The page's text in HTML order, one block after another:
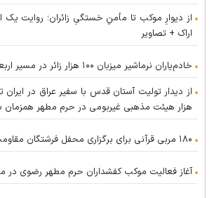
از دیوارِ موکب تا مأمنِ خستگیِ زائران؛ روایت یک
اراک + تصاویر
خادم‌یاران نرماشیر میزبان ۱۰۰ هزار زائر در مسیر اربعین بودند
هزار هیئت مذهبی غیربومی در حرم مطهر همزمان
۱۸۰ مربی قرآنی برای برگزاری محفل فرشتگان مقاومت آماده شدند
آغاز فعالیت موکب کفشداران حرم مطهر رضوی در